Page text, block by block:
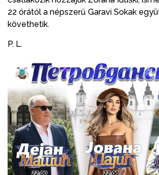
22 órától a népszerű Garavi Sokak
követhetik.
P. L.